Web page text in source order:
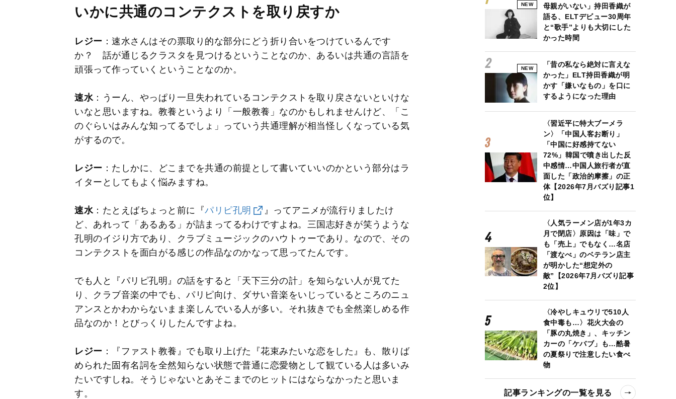
M
u
e
いかに共通のコンテクストを取り戻すか
レジー ：速水さんはその票取り的な部分にどう折り合いをつけているんです
か？ 話が通じるクラスタを見つけるということなのか、あるいは共通の言語を
頑張って作っていくということなのか。
速水：うーん、やっぱり一旦失われているコンテクストを取り戻さないといけな
いなと思いますね。教養というより「一般教養」なのかもしれませんけど、「こ
のぐらいはみんな知ってるでしょ」っていう共通理解が相当怪しくなっている気
がするので。
レジー ：たしかに、どこまでを共通の前提として書いていいのかという部分はラ
イターとしてもよく悩みますね。
速水：たとえばちょっと前に『パリピ孔明
』ってアニメが流行りましたけ
ど、あれって「あるある」が詰まってるわけですよね。三国志好きが笑うような
孔明のイジり方であり、クラブミュージックのハウトゥーであり。なので、その
コンテクストを面白がる感じの作品なのかなって思ってたんです。
でも人と『パリピ孔明』の話をすると「天下三分の計」を知らない人が見てた
り、クラブ音楽の中でも、パリピ向け、ダサい音楽をいじっているところのニュ
アンスとかわからないまま楽しんでいる人が多い。それ抜きでも全然楽しめる作
品なのか！とびっくりしたんですよね。
レジー ：『ファスト教養』でも取り上げた『花束みたいな恋をした』も、散りば
められた固有名詞を全然知らない状態で普通に恋愛物として観ている人は多いみ
たいですしね。そうじゃないとあそこまでのヒットにはならなかったと思いま
す。
NEW
母親がいない」持田香織が
語る、ELTデビュー30周年
と“歌手”よりも大切にした
かった時間
NEW
「昔の私なら絶対に言えな
かった」ELT持田香織が明
かす「嫌いなもの」を口に
するようになった理由
〈習近平に特大ブーメラ
ン〉「中国人客お断り」
「中国に好感持てない
72%」韓国で噴き出した反
中感情…中国人旅行者が直
面した「政治的摩擦」の正
体【2026年7月バズり記事1
位】
〈人気ラーメン店が1年3カ
月で閉店〉原因は「味」で
も「売上」でもなく…名店
「渡なべ」のベテラン店主
が明かした“想定外の
敵”【2026年7月バズり記事
2位】
〈冷やしキュウリで510人
食中毒も…〉花火大会の
「豚の丸焼き」、キッチン
カーの「ケバブ」も…酷暑
の夏祭りで注意したい食べ
物
記事ランキングの一覧を見る